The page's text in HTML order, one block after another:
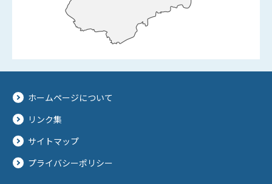
ホームページについて
リンク集
サイトマップ
プライバシーポリシー